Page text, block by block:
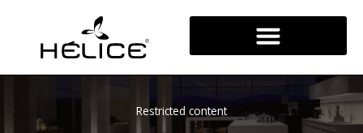
Restricted content